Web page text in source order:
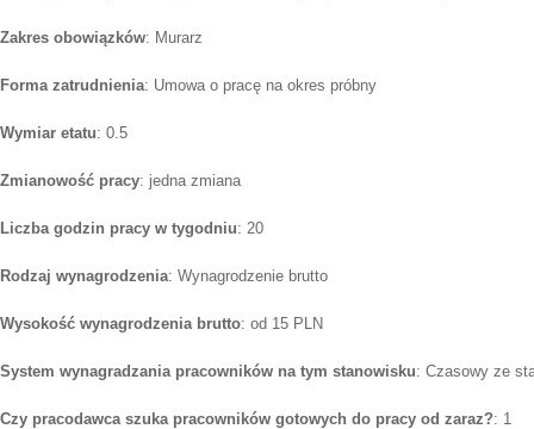
Zakres obowiązków: Murarz
Forma zatrudnienia: Umowa o pracę na okres próbny
Wymiar etatu: 0.5
Zmianowość pracy: jedna zmiana
Liczba godzin pracy w tygodniu: 20
Rodzaj wynagrodzenia: Wynagrodzenie brutto
Wysokość wynagrodzenia brutto: od 15 PLN
System wynagradzania pracowników na tym stanowisku: Czasowy ze
Czy pracodawca szuka pracowników gotowych do pracy od zaraz?: 1